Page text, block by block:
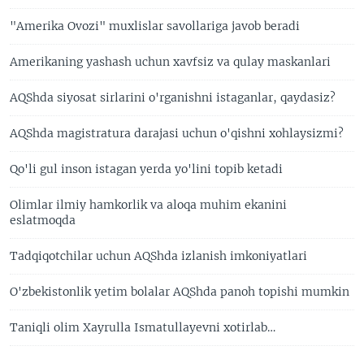
"Amerika Ovozi" muxlislar savollariga javob beradi
Amerikaning yashash uchun xavfsiz va qulay maskanlari
AQShda siyosat sirlarini o'rganishni istaganlar, qaydasiz?
AQShda magistratura darajasi uchun o'qishni xohlaysizmi?
Qo'li gul inson istagan yerda yo'lini topib ketadi
Olimlar ilmiy hamkorlik va aloqa muhim ekanini
eslatmoqda
Tadqiqotchilar uchun AQShda izlanish imkoniyatlari
O'zbekistonlik yetim bolalar AQShda panoh topishi mumkin
Taniqli olim Xayrulla Ismatullayevni xotirlab…